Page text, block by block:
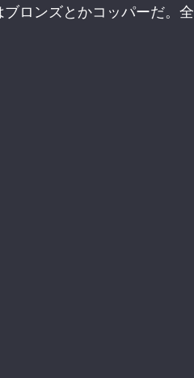
ロンズとかコッパーだ。全